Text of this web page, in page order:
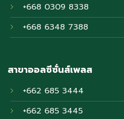
+668 0309 8338
+668 6348 7388
สาขาออลซีซั่นส์เพลส
+662 685 3444
+662 685 3445